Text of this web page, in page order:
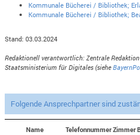
Kommunale Bücherei / Bibliothek;
Kommunale Bücherei / Bibliothek;
Stand: 03.03.2024
Redaktionell verantwortlich: Zentrale
Staatsministerium für Digitales (siehe
Folgende Ansprechpartner sind
Name TelefonnummerZimmer